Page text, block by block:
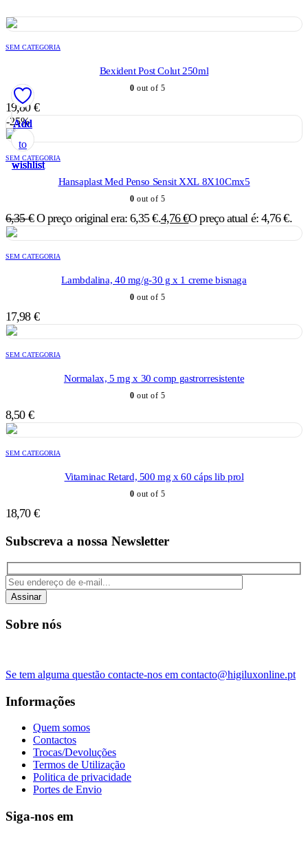
Add
to
wishlist
SEM CATEGORIA
Bexident Post Colut 250ml
0 out of 5
19,80 €
-25%
Add
to
wishlist
SEM CATEGORIA
Hansaplast Med Penso Sensit XXL 8X10Cmx5
0 out of 5
6,35€ O preço original era: 6,35 €.4,76€O preço atual é: 4,76 €.
Add
to
wishlist
SEM CATEGORIA
Lambdalina, 40 mg/g-30 g x 1 creme bisnaga
0 out of 5
17,98 €
Add
to
wishlist
SEM CATEGORIA
Normalax, 5 mg x 30 comp gastrorresistente
0 out of 5
8,50 €
Add
to
wishlist
SEM CATEGORIA
Vitaminac Retard, 500 mg x 60 cáps lib prol
0 out of 5
18,70 €
Subscreva a nossa Newsletter
Assinar
Sobre nós
Se tem alguma questão contacte-nos em contacto@higiluxonline.pt
Informações
Quem somos
Contactos
Trocas/Devoluções
Termos de Utilização
Politica de privacidade
Portes de Envio
Siga-nos em